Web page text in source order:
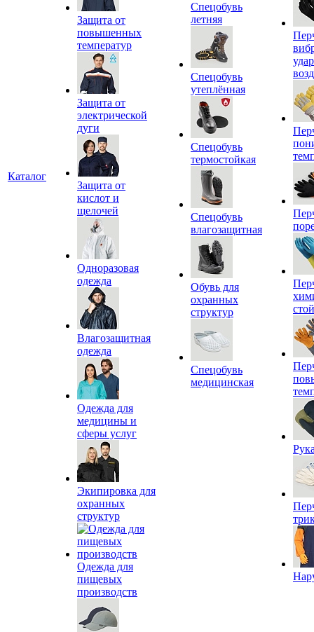
Каталог
Защита от
повышенных
температур
Защита от
электрической
дуги
Защита от
кислот и
щелочей
Одноразовая
одежда
Влагозащитная
одежда
Одежда для
медицины и
сферы услуг
Экипировка для
охранных
структур
Одежда для
пищевых
производств
Спецобувь
летняя
Спецобувь
утеплённая
Спецобувь
термостойкая
Спецобувь
влагозащитная
Обувь для
охранных
структур
Спецобувь
медицинская